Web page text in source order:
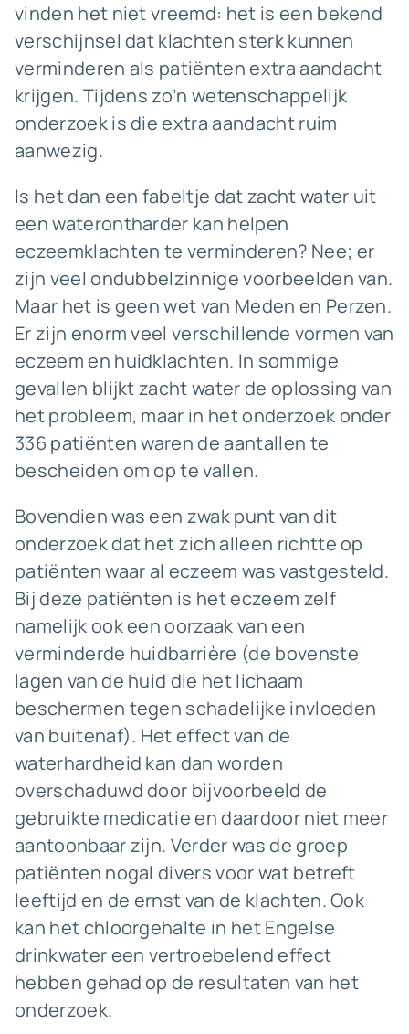
vinden het niet vreemd: het is een bekend
verschijnsel dat klachten sterk kunnen
verminderen als patiënten extra aandacht
krijgen. Tijdens zo’n wetenschappelijk
onderzoek is die extra aandacht ruim
aanwezig.
Is het dan een fabeltje dat zacht water uit
een waterontharder kan helpen
eczeemklachten te verminderen? Nee; er
zijn veel ondubbelzinnige voorbeelden van.
Maar het is geen wet van Meden en Perzen.
Er zijn enorm veel verschillende vormen van
eczeem en huidklachten. In sommige
gevallen blijkt zacht water de oplossing van
het probleem, maar in het onderzoek onder
336 patiënten waren de aantallen te
bescheiden om op te vallen.
Bovendien was een zwak punt van dit
onderzoek dat het zich alleen richtte op
patiënten waar al eczeem was vastgesteld.
Bij deze patiënten is het eczeem zelf
namelijk ook een oorzaak van een
verminderde huidbarrière (de bovenste
lagen van de huid die het lichaam
beschermen tegen schadelijke invloeden
van buitenaf). Het effect van de
waterhardheid kan dan worden
overschaduwd door bijvoorbeeld de
gebruikte medicatie en daardoor niet meer
aantoonbaar zijn. Verder was de groep
patiënten nogal divers voor wat betreft
leeftijd en de ernst van de klachten. Ook
kan het chloorgehalte in het Engelse
drinkwater een vertroebelend effect
hebben gehad op de resultaten van het
onderzoek.